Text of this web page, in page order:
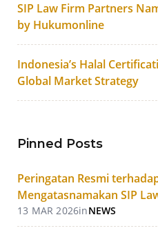
SIP Law Firm Partners
by Hukumonline
Indonesia’s Halal
Global Market Strategy
Pinned Posts
Peringatan Resmi
Mengatasnamakan SIP
13 MAR 2026inNEWS